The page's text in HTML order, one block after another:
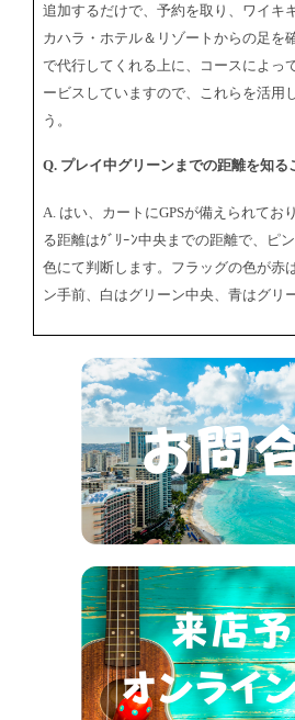
追加するだけで、予約を取り、ワイキ
カハラ・ホテル＆リゾートからの足を
で代行してくれる上に、コースによっ
ービスしていますので、これらを活用
う。
Q. プレイ中グリーンまでの距離を知る
A. はい、カートにGPSが備えられてお
る距離はｸﾞﾘｰﾝ中央までの距離で、ピ
色にて判断します。フラッグの色が赤
ン手前、白はグリーン中央、青はグリ